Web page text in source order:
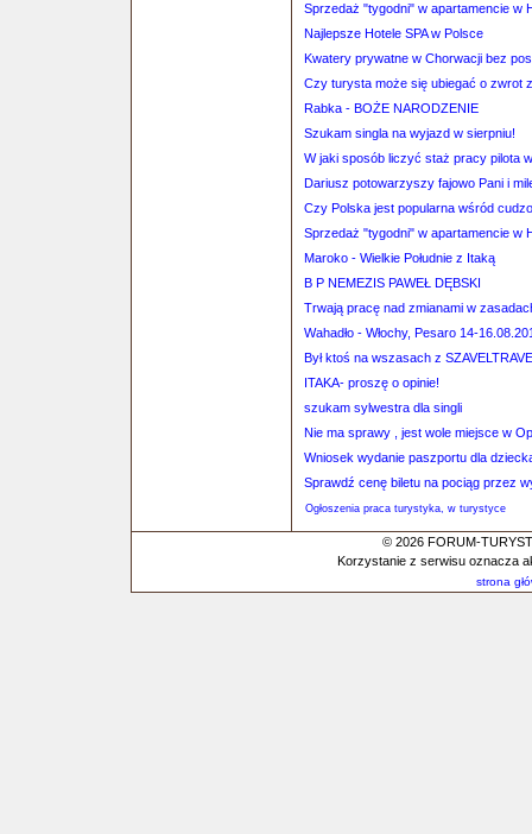
Sprzedaż "tygodni" w apartamencie w
Najlepsze Hotele SPA w Polsce
Kwatery prywatne w Chorwacji bez
Czy turysta może się ubiegać o zwrot
Rabka - BOŻE NARODZENIE
Szukam singla na wyjazd w sierpniu!
W jaki sposób liczyć staż pracy pilota
Dariusz potowarzyszy fajowo Pani i
Czy Polska jest popularna wśród
Sprzedaż "tygodni" w apartamencie w
Maroko - Wielkie Południe z Itaką
B P NEMEZIS PAWEŁ DĘBSKI
Trwają pracę nad zmianami w
Wahadło - Włochy, Pesaro 14-
Był ktoś na wszasach z
ITAKA- proszę o opinie!
szukam sylwestra dla singli
Nie ma sprawy , jest wole miejsce w
Wniosek wydanie paszportu dla
Sprawdź cenę biletu na pociąg przez
Ogłoszenia praca turystyka, w turystyce
© 2026 FORUM-
Korzystanie z serwisu oznacza
strona